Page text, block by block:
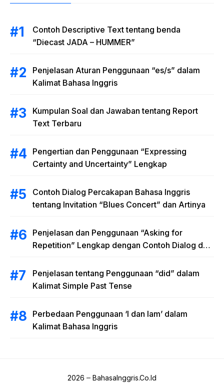
Contoh Descriptive Text tentang benda
“Diecast JADA – HUMMER”
Penjelasan Aturan Penggunaan “es/s” dalam
Kalimat Bahasa Inggris
Kumpulan Soal dan Jawaban tentang Report
Text Terbaru
Pengertian dan Penggunaan “Expressing
Certainty and Uncertainty” Lengkap
Contoh Dialog Percakapan Bahasa Inggris
tentang Invitation “Blues Concert” dan Artinya
Penjelasan dan Penggunaan “Asking for
Repetition” Lengkap dengan Contoh Dialog dan
Penjelasan tentang Penggunaan “did” dalam
Kalimat Simple Past Tense
Perbedaan Penggunaan ‘I dan Iam’ dalam
Kalimat Bahasa Inggris
2026 BahasaInggris.Co.Id